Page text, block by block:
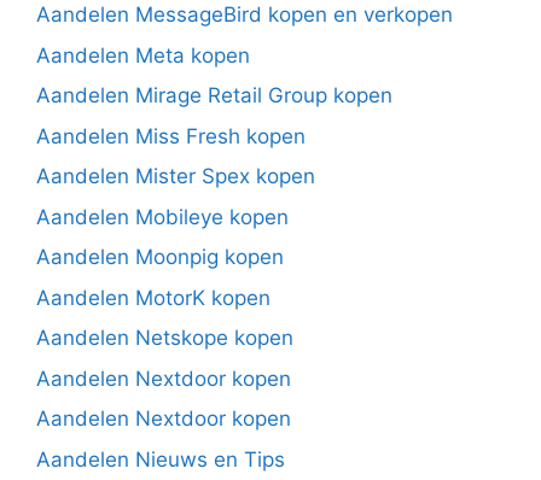
Aandelen MessageBird kopen en verkopen
Aandelen Meta kopen
Aandelen Mirage Retail Group kopen
Aandelen Miss Fresh kopen
Aandelen Mister Spex kopen
Aandelen Mobileye kopen
Aandelen Moonpig kopen
Aandelen MotorK kopen
Aandelen Netskope kopen
Aandelen Nextdoor kopen
Aandelen Nextdoor kopen
Aandelen Nieuws en Tips